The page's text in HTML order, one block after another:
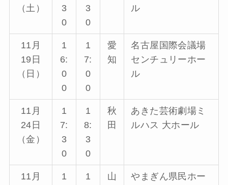
（土）
3
0
3
0
ル
11月
19日
（日）
1
6:
0
0
1
7:
0
0
愛
知
名古屋国際会議場
センチュリーホー
ル
11月
24日
（金）
1
7:
3
0
1
8:
3
0
秋
田
あきた芸術劇場ミ
ルハス 大ホール
11月
1
1
山
やまぎん県民ホー